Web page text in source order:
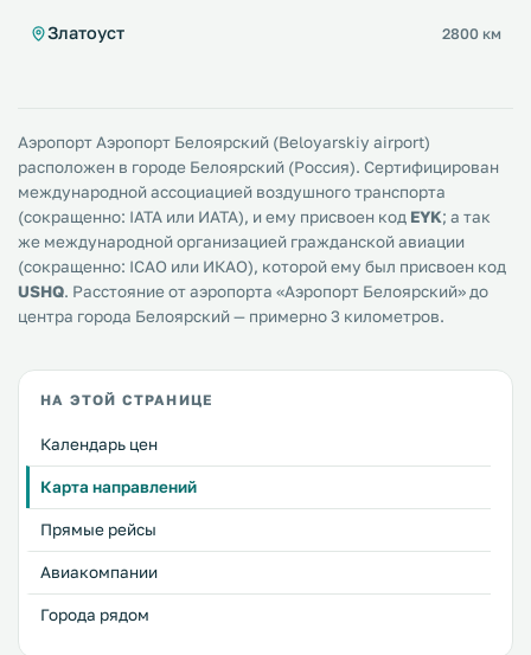
Златоуст 2800 км
Аэропорт Аэропорт Белоярский (Beloyarskiy airport)
расположен в городе Белоярский (Россия). Сертифицирован
международной ассоциацией воздушного транспорта
(сокращенно: IATA или ИАТА), и ему присвоен код EYK; а так
же международной организацией гражданской авиации
(сокращенно: ICAO или ИКАО), которой ему был присвоен код
USHQ. Расстояние от аэропорта «Аэропорт Белоярский» до
центра города Белоярский — примерно 3 километров.
НА ЭТОЙ СТРАНИЦЕ
Календарь цен
Карта направлений
Прямые рейсы
Авиакомпании
Города рядом